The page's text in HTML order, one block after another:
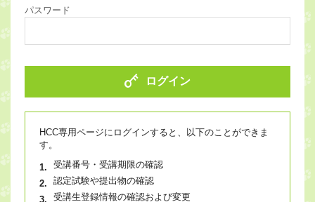
パスワード
ログイン
HCC専用ページにログインすると、以下のことができま
す。
受講番号・受講期限の確認
認定試験や提出物の確認
受講生登録情報の確認および変更